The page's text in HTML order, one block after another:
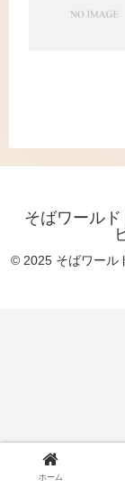
そばワール
© 2025 そばワール
ホーム